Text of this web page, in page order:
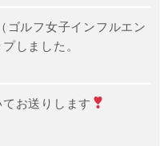
ゴルフ女子インフルエン
しました。
お送りします